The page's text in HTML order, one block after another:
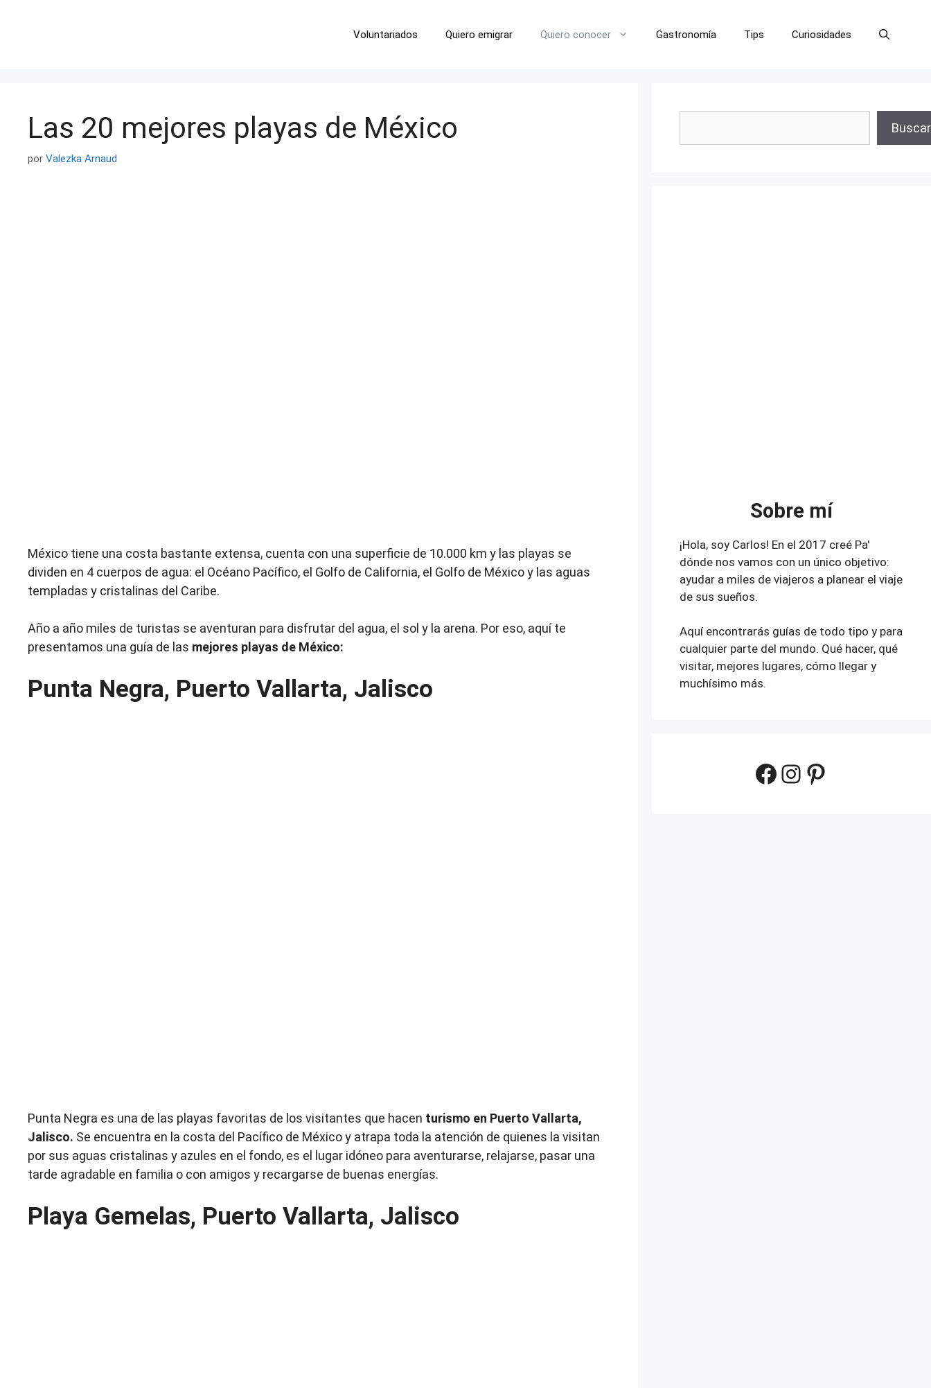
Voluntariados Quiero emigrar Quiero conocer Gastronomía Tips Curiosidades
Las 20 mejores playas de México
por Valezka Arnaud
México tiene una costa bastante extensa, cuenta con una superficie de 10.000 km y las playas se
dividen en 4 cuerpos de agua: el Océano Pacífico, el Golfo de California, el Golfo de México y las aguas
templadas y cristalinas del Caribe.
Año a año miles de turistas se aventuran para disfrutar del agua, el sol y la arena. Por eso, aquí te
presentamos una guía de las mejores playas de México:
Punta Negra, Puerto Vallarta, Jalisco
Punta Negra es una de las playas favoritas de los visitantes que hacen turismo en Puerto Vallarta,
Jalisco. Se encuentra en la costa del Pacífico de México y atrapa toda la atención de quienes la visitan
por sus aguas cristalinas y azules en el fondo, es el lugar idóneo para aventurarse, relajarse, pasar una
tarde agradable en familia o con amigos y recargarse de buenas energías.
Playa Gemelas, Puerto Vallarta, Jalisco
Buscar
Sobre mí
¡Hola, soy Carlos! En el 2017 creé Pa'
dónde nos vamos con un único objetivo:
ayudar a miles de viajeros a planear el viaje
de sus sueños.
Aquí encontrarás guías de todo tipo y para
cualquier parte del mundo. Qué hacer, qué
visitar, mejores lugares, cómo llegar y
muchísimo más.
Facebook
Instagram
Pinterest